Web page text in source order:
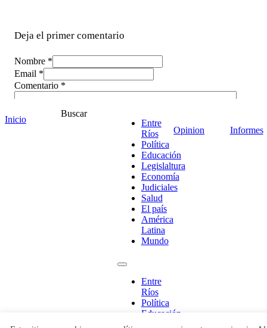
Deja el primer comentario
Nombre *
Email *
Comentario *
Inicio
Buscar
Entre
Ríos
Política
Educación
Legislaltura
Economía
Judiciales
Salud
El país
América
Latina
Mundo
Entre
Ríos
Política
Educación
Legislaltura
Opinion Informes
¡Ponete en contacto!
Escribe aquí abajo lo que desees buscar